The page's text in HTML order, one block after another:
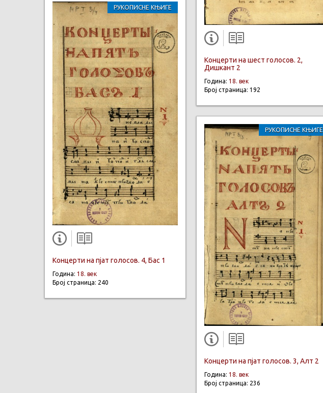
РУКОПИСНЕ КЊИГЕ
Концерти на пјат голосов. 4, Бас 1
Година: 18. век
Број страница: 240
Концерти на шест голосов. 2,
Дишкант 2
Година: 18. век
Број страница: 192
РУКОПИСНЕ КЊИГЕ
Концерти на пјат голосов. 3, Алт 2
Година: 18. век
Број страница: 236